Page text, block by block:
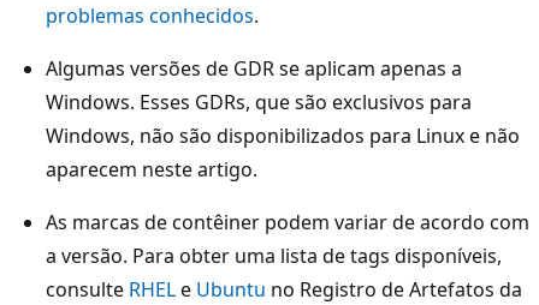
problemas conhecidos.
Algumas versões de GDR se aplicam apenas a
Windows. Esses GDRs, que são exclusivos para
Windows, não são disponibilizados para Linux e não
aparecem neste artigo.
As marcas de contêiner podem variar de acordo com
a versão. Para obter uma lista de tags disponíveis,
consulte RHELe Ubuntu no Registro de Artefatos da